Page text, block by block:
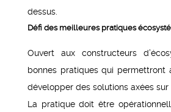
dessus.
Défi des meilleures pratiques
Ouvert aux constructeurs
bonnes pratiques qui permettront
développer des solutions axées sur
La pratique doit être